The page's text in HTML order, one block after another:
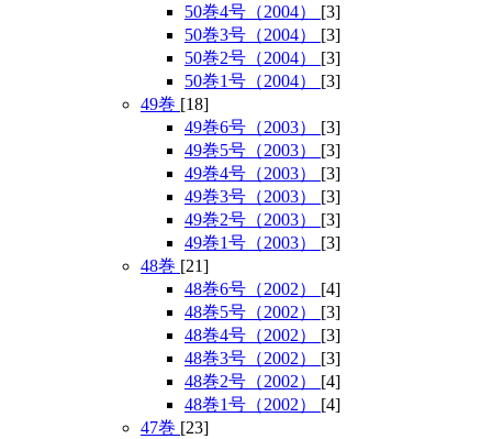
50巻4号（2004） [3]
50巻3号（2004） [3]
50巻2号（2004） [3]
50巻1号（2004） [3]
49巻 [18]
49巻6号（2003） [3]
49巻5号（2003） [3]
49巻4号（2003） [3]
49巻3号（2003） [3]
49巻2号（2003） [3]
49巻1号（2003） [3]
48巻 [21]
48巻6号（2002） [4]
48巻5号（2002） [3]
48巻4号（2002） [3]
48巻3号（2002） [3]
48巻2号（2002） [4]
48巻1号（2002） [4]
47巻 [23]